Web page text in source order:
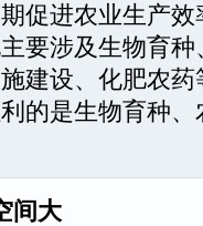
促进农业生产
要涉及生物育
建设、化肥农
的是生物育种
间大